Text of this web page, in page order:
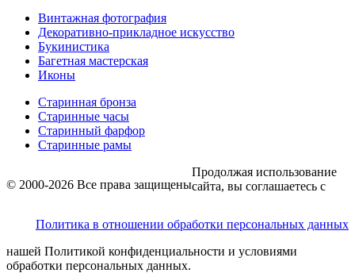
Винтажная фотография
Декоративно-прикладное искусство
Букинистика
Багетная мастерская
Иконы
Старинная бронза
Старинные часы
Старинный фарфор
Старинные рамы
© 2000-2026 Все права защищены
Политика в отношении обработки персональных данных
Продолжая использование
сайта, вы соглашаетесь с
нашей Политикой конфиденциальности и условиями
обработки персональных данных.